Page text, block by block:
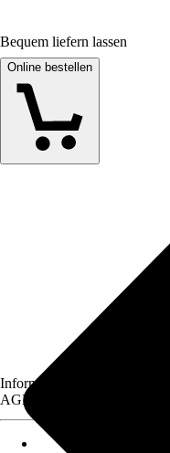
Bequem liefern lassen
Online bestellen
Informationen des
AGB, finden Sie bei Klick